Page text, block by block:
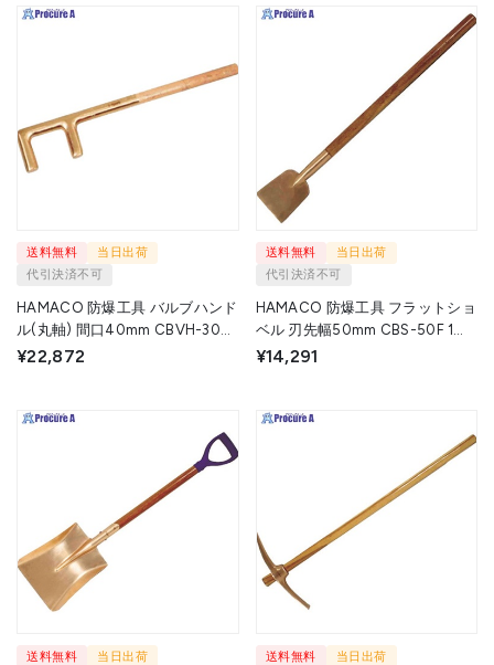
送料無料
当日出荷
代引決済不可
HAMACO 防爆工具 バルブハンド
ル(丸軸) 間口40mm CBVH-300
1丁 ▼420-9966
¥22,872
送料無料
当日出荷
代引決済不可
HAMACO 防爆工具 フラットショ
ベル 刃先幅50mm CBS-50F 1本
▼420-9621
¥14,291
送料無料
当日出荷
送料無料
当日出荷